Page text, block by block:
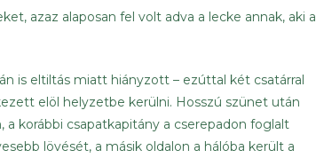
azaz alaposan fel volt adva a lecke annak, aki a
is eltiltás miatt hiányzott – ezúttal két csatárral
elöl helyzetbe kerülni. Hosszú szünet után
korábbi csapatkapitány a cserepadon foglalt
lövését, a másik oldalon a hálóba került a